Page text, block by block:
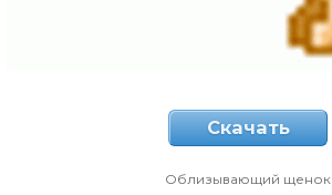
Скачать
Облизывающий щенок